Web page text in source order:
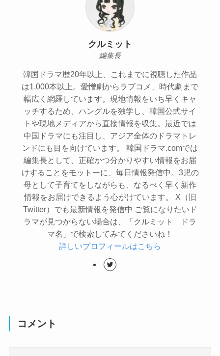
クルミット
編集長
韓国ドラマ歴20年以上、これまでに視聴した作品
は1,000本以上。愛憎劇からラブコメ、時代劇まで
幅広く網羅しています。現地情報をいち早くキャ
ッチするため、ハングルを独学し、韓国公式サイ
トや現地メディアから直接情報を収集。最近では
中国ドラマにも注目し、アジア全体のドラマトレ
ンドにも目を向けています。 韓国ドラマ.comでは
編集長として、正確かつ分かりやすい情報をお届
けすることをモットーに、毎日情報発信中。3児の
母として子育てをしながらも、なるべく早く新作
情報をお届けできるよう心がけています。 X（旧
Twitter）でも最新情報を発信中 ご覧になりたいド
ラマが見つからない場合は、「クルミット ドラ
マ名」で検索してみてくださいね！
詳しいプロフィールはこちら
コメント